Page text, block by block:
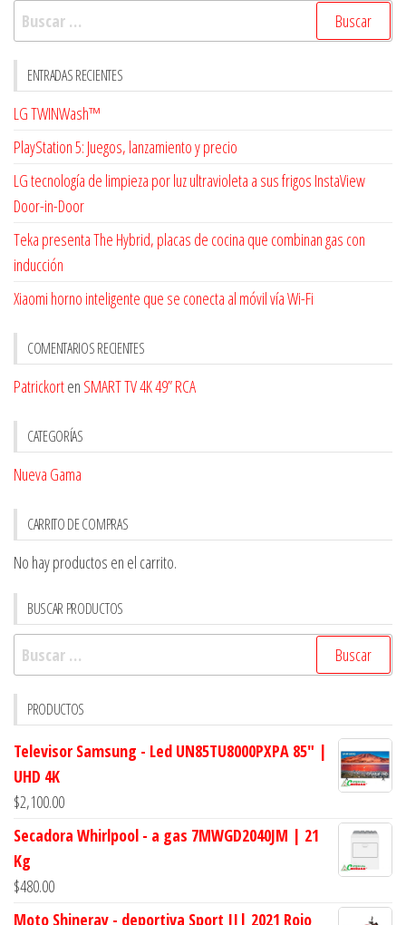
Buscar:
ENTRADAS RECIENTES
LG TWINWash™
PlayStation 5: Juegos, lanzamiento y precio
LG tecnología de limpieza por luz ultravioleta a sus frigos InstaView
Door-in-Door
Teka presenta The Hybrid, placas de cocina que combinan gas con
inducción
Xiaomi horno inteligente que se conecta al móvil vía Wi-Fi
COMENTARIOS RECIENTES
Patrickorten SMART TV 4K 49” RCA
CATEGORÍAS
Nueva Gama
CARRITO DE COMPRAS
No hay productos en el carrito.
BUSCAR PRODUCTOS
Buscar:
PRODUCTOS
Televisor Samsung - Led UN85TU8000PXPA 85" |
UHD 4K
$2,100.00
Secadora Whirlpool - a gas 7MWGD2040JM | 21
Kg
$480.00
Moto Shineray - deportiva Sport II| 2021 Rojo